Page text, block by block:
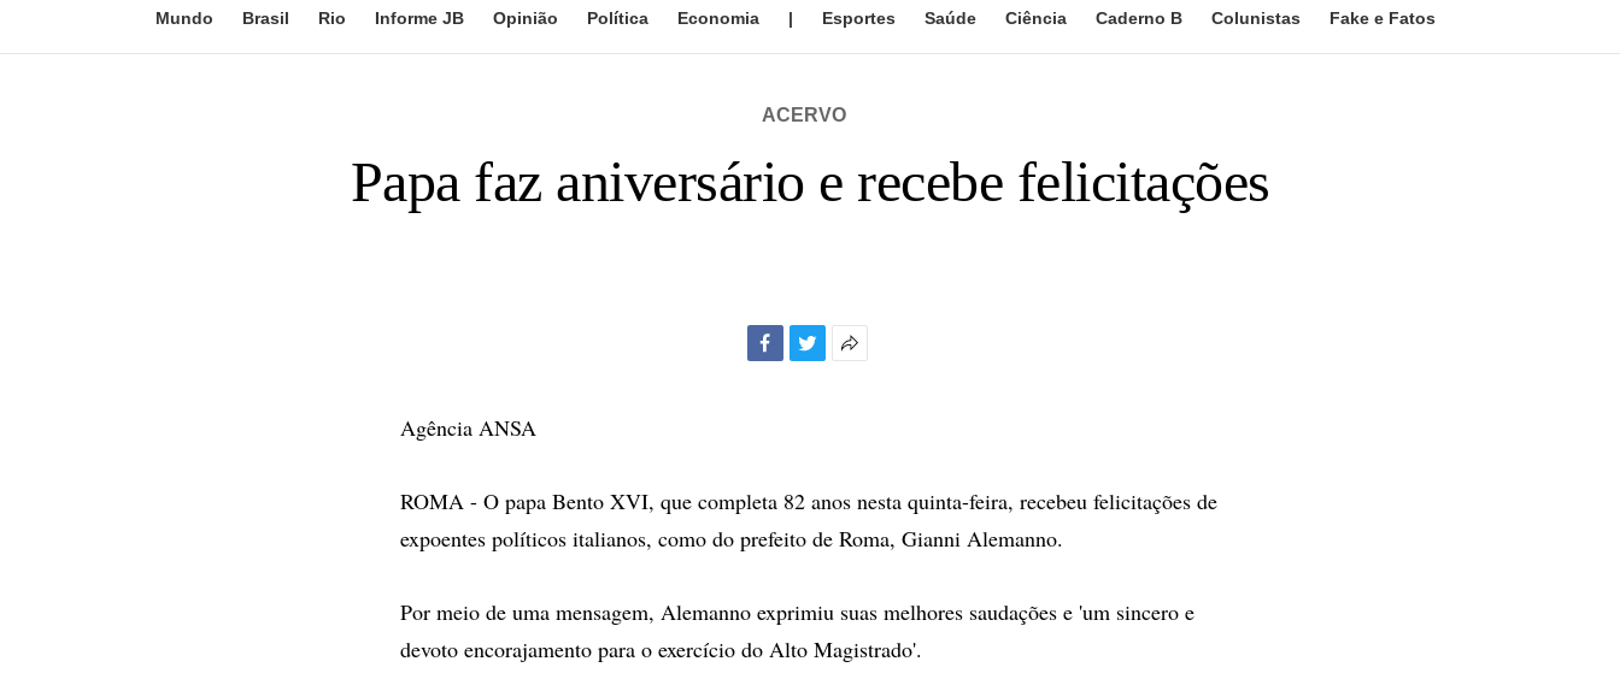
Mundo Brasil Rio Informe JB Opinião Política Economia | Esportes Saúde Ciência Caderno B Colunistas Fake e Fatos
ACERVO
Papa faz aniversário e recebe felicitações
Agência ANSA
ROMA - O papa Bento XVI, que completa 82 anos nesta quinta-feira, recebeu felicitações de
expoentes políticos italianos, como do prefeito de Roma, Gianni Alemanno.
Por meio de uma mensagem, Alemanno exprimiu suas melhores saudações e 'um sincero e
devoto encorajamento para o exercício do Alto Magistrado'.